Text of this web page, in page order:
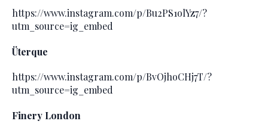
https://www.instagram.com/p/Bu2PS1olYz7/?
utm_source=ig_embed
Üterque
https://www.instagram.com/p/BvOjhoCHj7T/?
utm_source=ig_embed
Finery London